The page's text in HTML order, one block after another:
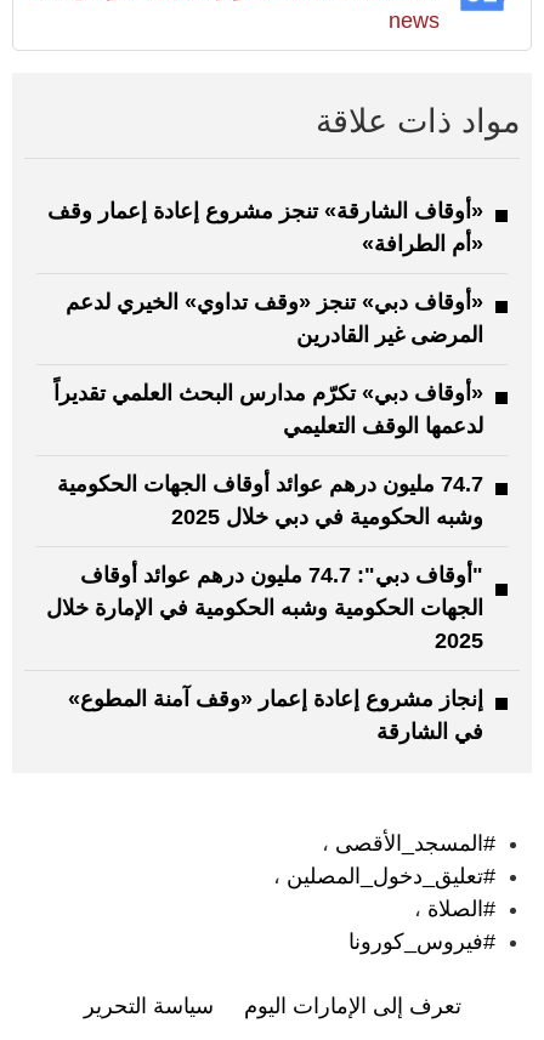
news
مواد ذات علاقة
«أوقاف الشارقة» تنجز مشروع إعادة إعمار وقف
«أم الطرافة»
«أوقاف دبي» تنجز «وقف تداوي» الخيري لدعم
المرضى غير القادرين
«أوقاف دبي» تكرّم مدارس البحث العلمي تقديراً
لدعمها الوقف التعليمي
74.7 مليون درهم عوائد أوقاف الجهات الحكومية
وشبه الحكومية في دبي خلال 2025
"أوقاف دبي": 74.7 مليون درهم عوائد أوقاف
الجهات الحكومية وشبه الحكومية في الإمارة خلال
2025
إنجاز مشروع إعادة إعمار «وقف آمنة المطوع»
في الشارقة
#المسجد_الأقصى ،
#تعليق_دخول_المصلين ،
#الصلاة ،
#فيروس_كورونا
تعرف إلى الإمارات اليوم سياسة التحرير